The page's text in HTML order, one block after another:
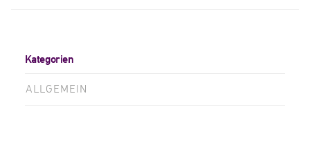
Kategorien
ALLGEMEIN